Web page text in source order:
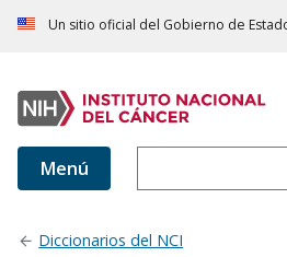
Un sitio oficial del Gobierno de
Menú
Diccionarios del NCI